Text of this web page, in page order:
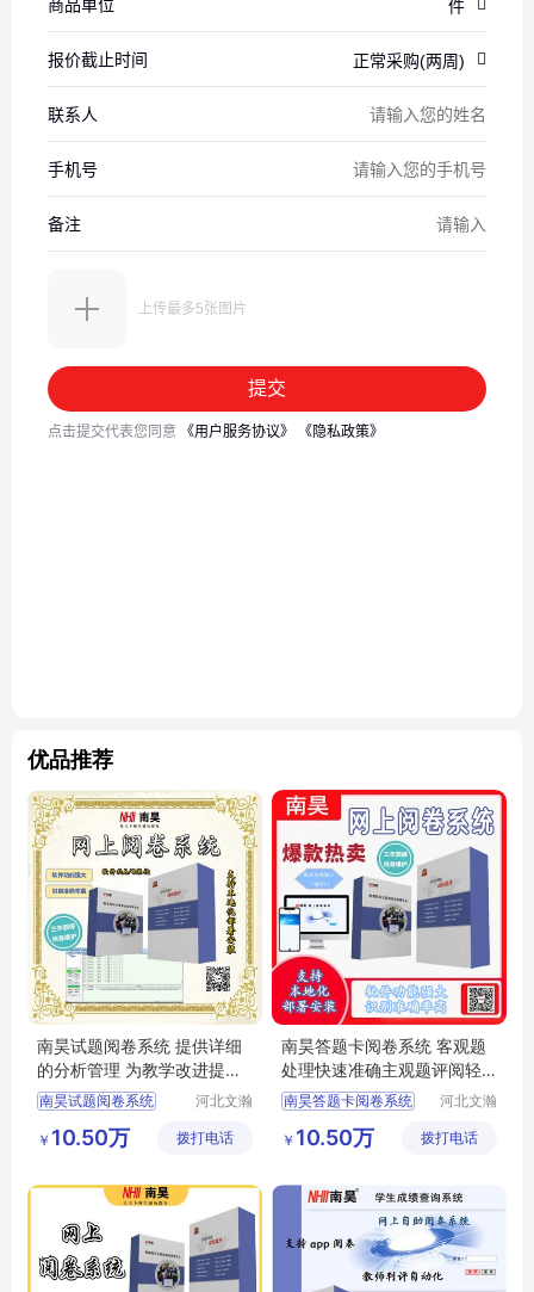
优品推荐
南昊试题阅卷系统 提供详细
的分析管理 为教学改进提供
依据
南昊试题阅卷系统
答题卡阅卷系统
计算机阅卷系统
河北文瀚
技发展有
￥ 10.50万 拨打电话
南昊答题卡阅卷系统 客观题
处理快速准确主观题评阅轻
松
南昊答题卡阅卷系统
教育阅卷系统
自动阅卷系统
河北文瀚
技发展有
￥ 10.50万 拨打电话